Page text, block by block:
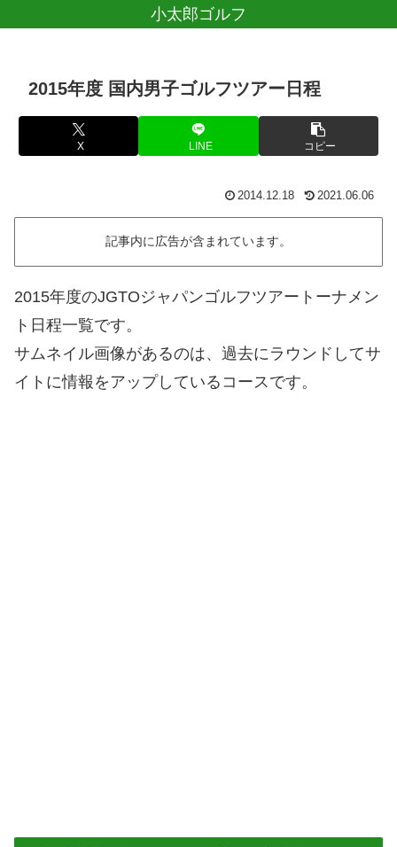
小太郎ゴルフ
2015年度 国内男子ゴルフツアー日程
X LINE コピー
2014.12.18 2021.06.06
記事内に広告が含まれています。
2015年度のJGTOジャパンゴルフツアートーナメン
ト日程一覧です。
サムネイル画像があるのは、過去にラウンドしてサ
イトに情報をアップしているコースです。